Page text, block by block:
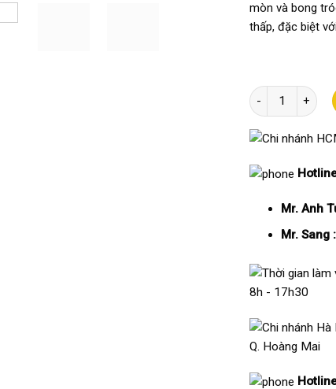
mòn và bong
thấp, đặc biệt
Máy chấm công
Mr. Anh
Mr. Sang :
8h - 17h30
Q. Hoàng Mai